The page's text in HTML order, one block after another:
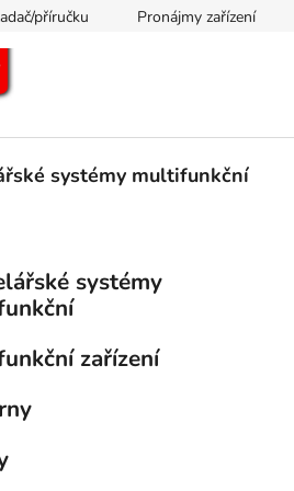
příručku Pronájmy zařízení
systémy multifunkční
systémy
zařízení